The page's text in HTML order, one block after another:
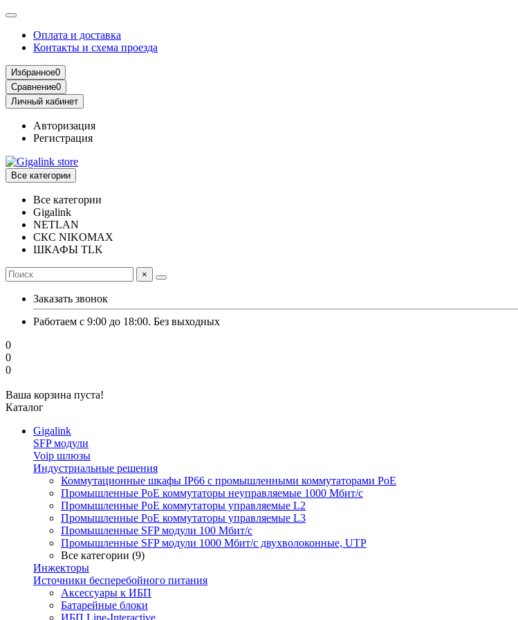
Оплата и доставка
Контакты и схема проезда
Избранное0
Сравнение0
Личный кабинет
Авторизация
Регистрация
Все категории
Все категории
Gigalink
NETLAN
СКС NIKOMAX
ШКАФЫ TLK
×
Заказать звонок
Работаем с 9:00 до 18:00. Без выходных
0
0
0
Ваша корзина пуста!
Каталог
Gigalink
SFP модули
Voip шлюзы
Индустриальные решения
Коммутационные шкафы IP66 c промышленными коммутаторами PoE
Промышленные PoE коммутаторы неуправляемые 1000 Мбит/с
Промышленные PoE коммутаторы управляемые L2
Промышленные PoE коммутаторы управляемые L3
Промышленные SFP модули 100 Мбит/c
Промышленные SFP модули 1000 Мбит/c двухволоконные, UTP
Все категории (9)
Инжекторы
Источники бесперебойного питания
Аксессуары к ИБП
Батарейные блоки
ИБП Line-Interactive